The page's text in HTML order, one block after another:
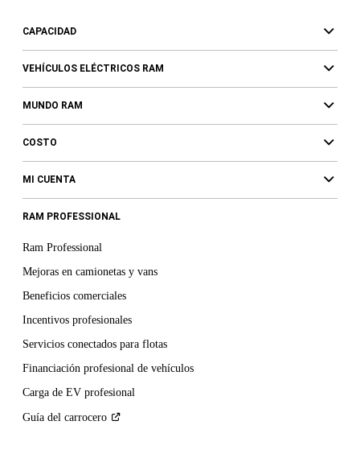
CAPACIDAD
VEHÍCULOS ELÉCTRICOS RAM
MUNDO RAM
COSTO
MI CUENTA
RAM PROFESSIONAL
Ram Professional
Mejoras en camionetas y vans
Beneficios comerciales
Incentivos profesionales
Servicios conectados para flotas
Financiación profesional de vehículos
Carga de EV profesional
Guía del carrocero